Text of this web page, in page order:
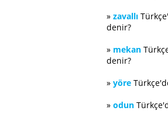
» zavallı
denir?
» mekan
denir?
» yöre
» odun